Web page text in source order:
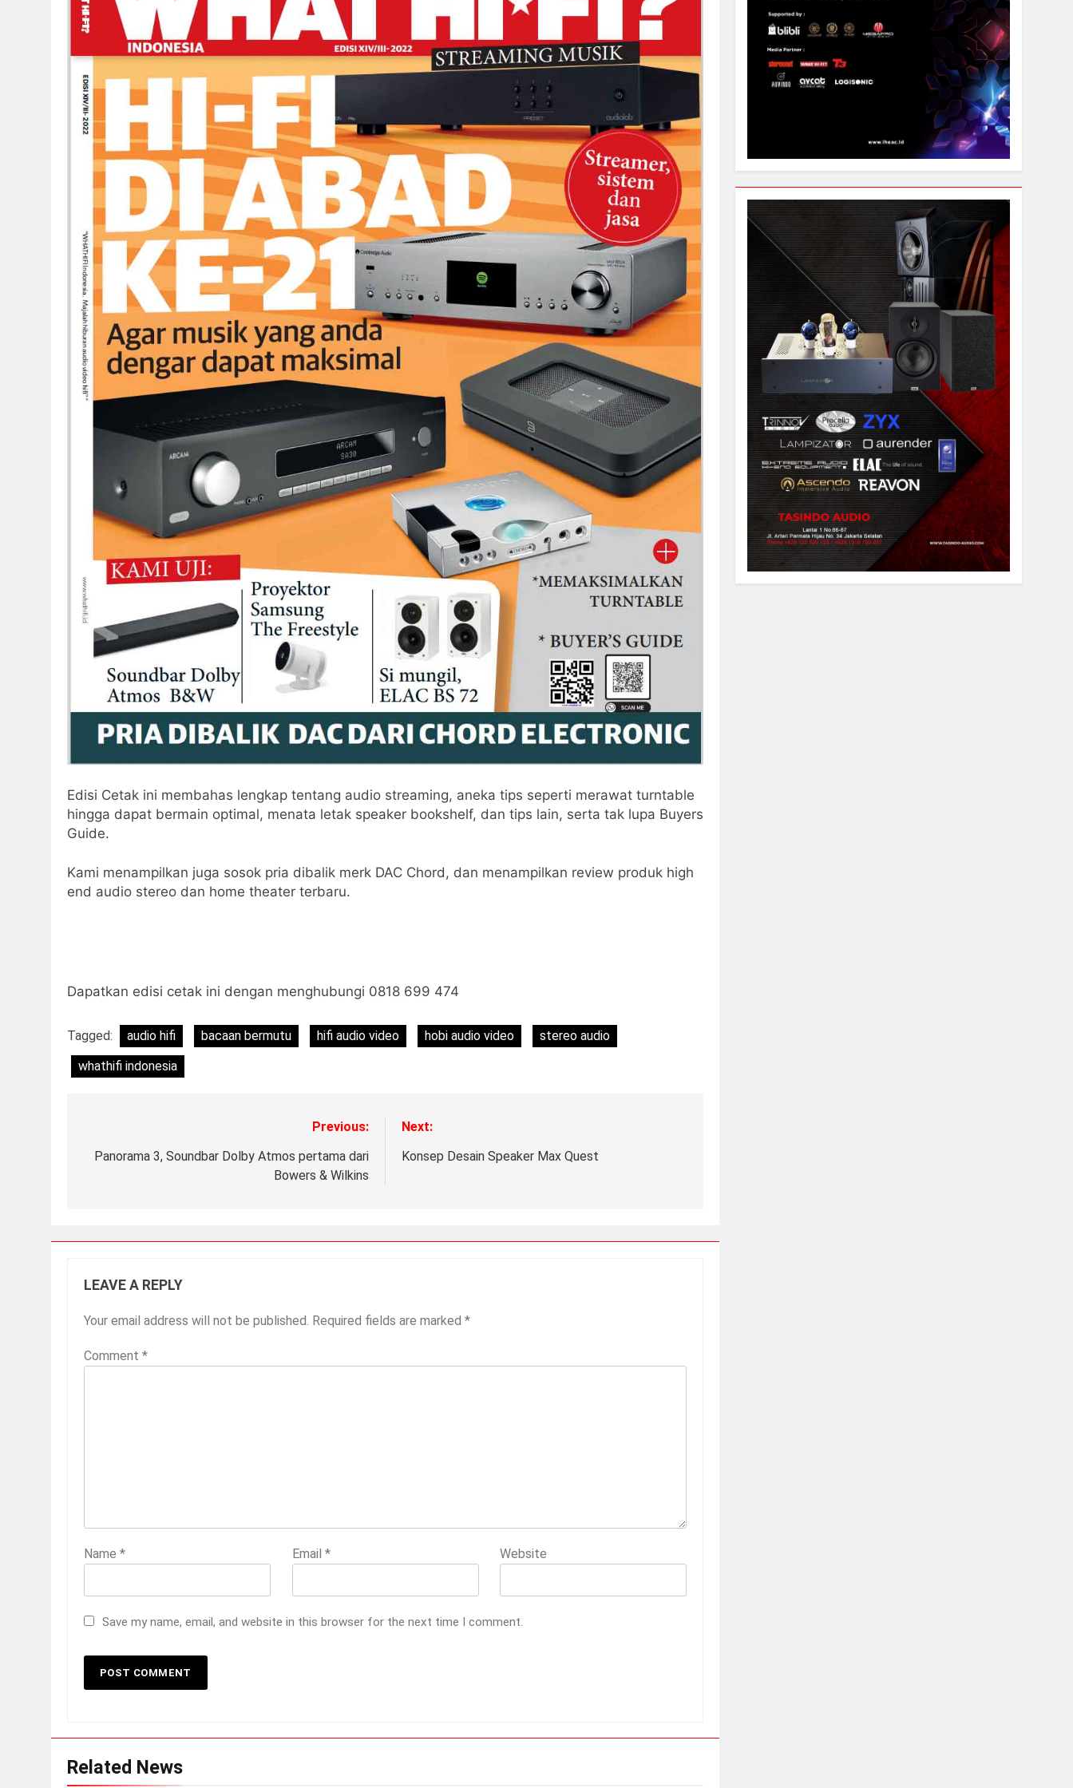
Edisi Cetak ini membahas lengkap tentang audio streaming, aneka tips seperti merawat turntable
hingga dapat bermain optimal, menata letak speaker bookshelf, dan tips lain, serta tak lupa Buyers
Guide.
Kami menampilkan juga sosok pria dibalik merk DAC Chord, dan menampilkan review produk high
end audio stereo dan home theater terbaru.
Dapatkan edisi cetak ini dengan menghubungi 0818 699 474
Tagged: audio hifi bacaan bermutu hifi audio video hobi audio video
stereo audio
whathifi indonesia
Previous:
Panorama 3, Soundbar Dolby Atmos pertama dari
Bowers & Wilkins
Next:
Konsep Desain Speaker Max Quest
LEAVE A REPLY
Your email address will not be published. Required fields are marked *
Comment *
Name * Email * Website
Save my name, email, and website in this browser for the next time I comment.
Related News